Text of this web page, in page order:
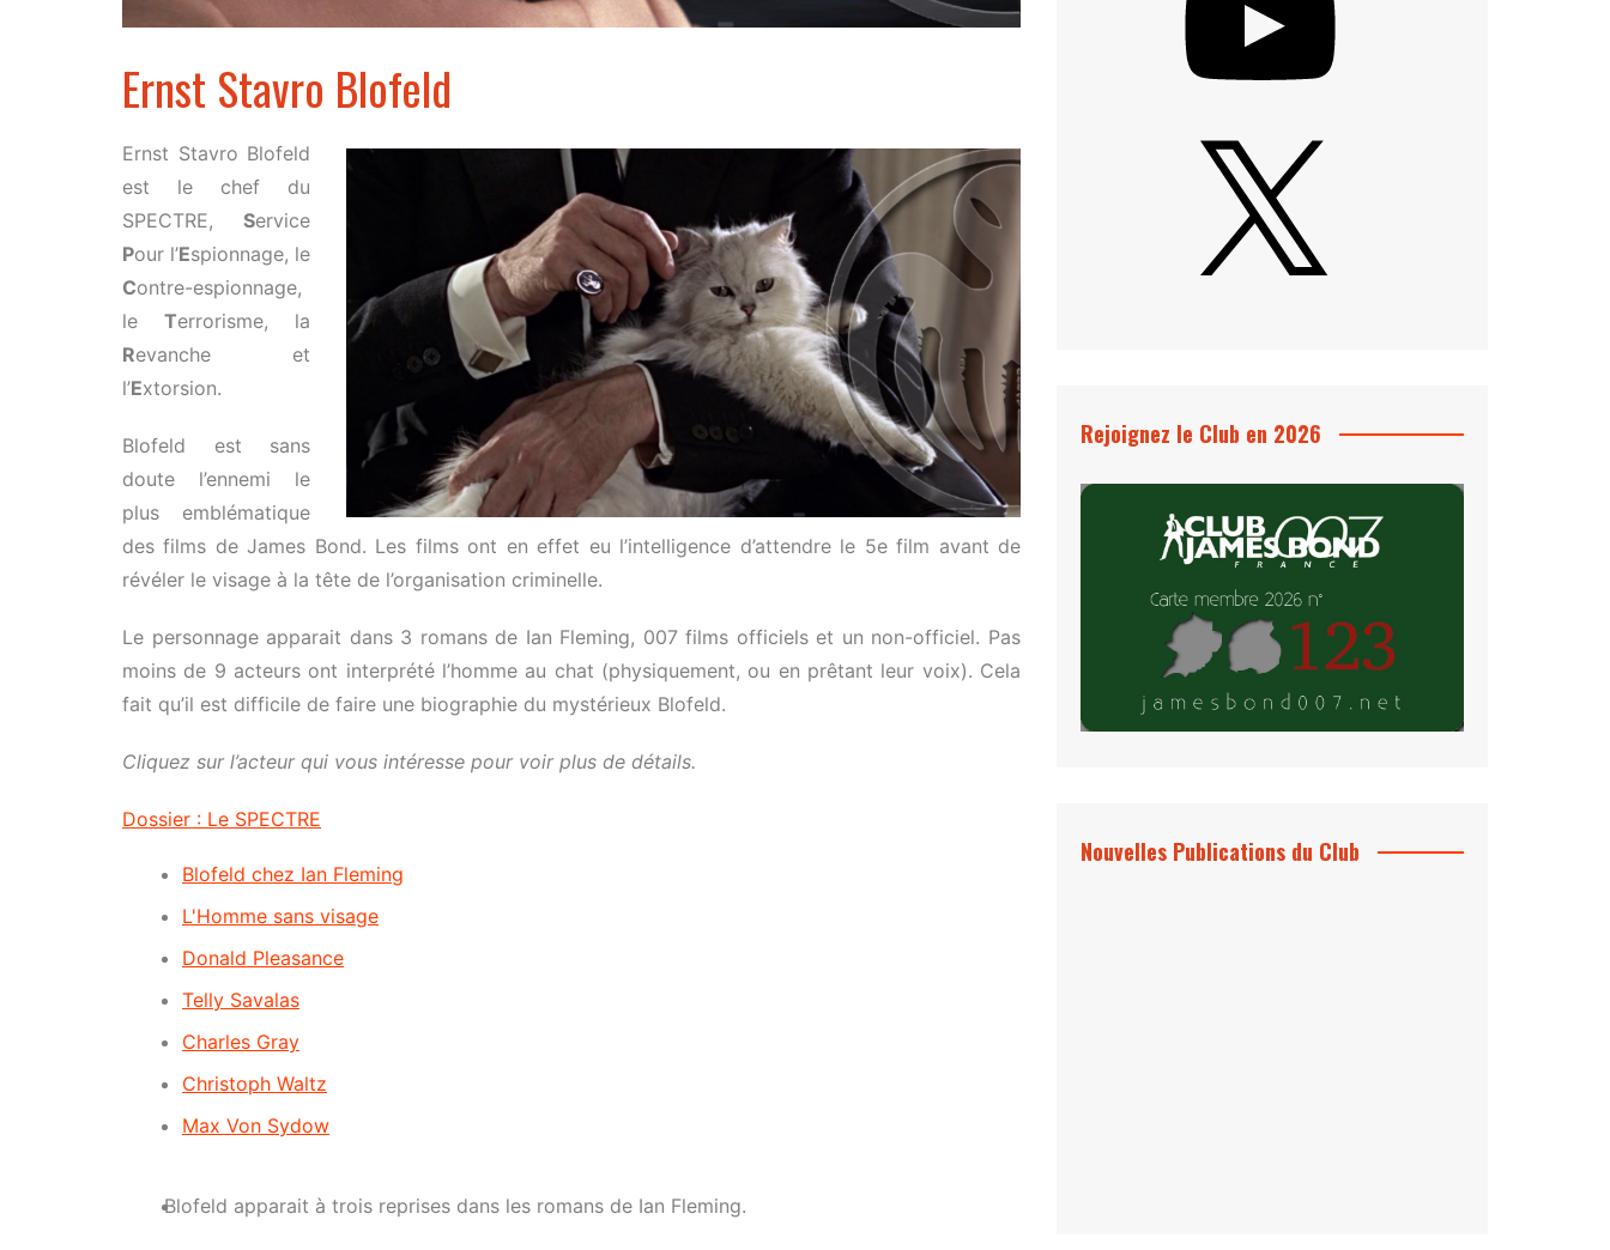
Demain ne meurt jamais
Le Monde ne suffit pas
Casino Royale
Skyfall
SPECTRE
Ernst Stavro Blofeld
Ernst Stavro Blofeld
est le chef du
SPECTRE, Service
Pour l’Espionnage, le
Contre-espionnage,
le Terrorisme, la
Revanche et
l’Extorsion.
Blofeld est sans
doute l’ennemi le
plus emblématique
des films de James Bond. Les films ont en effet eu l’intelligence d’attendre le 5e film avant de
révéler le visage à la tête de l’organisation criminelle.
Le personnage apparait dans 3 romans de Ian Fleming, 007 films officiels et un non-officiel. Pas
moins de 9 acteurs ont interprété l’homme au chat (physiquement, ou en prêtant leur voix). Cela
fait qu’il est difficile de faire une biographie du mystérieux Blofeld.
Cliquez sur l’acteur qui vous intéresse pour voir plus de détails.
Dossier : Le SPECTRE
Blofeld chez Ian Fleming
L'Homme sans visage
Donald Pleasance
Telly Savalas
Charles Gray
Christoph Waltz
Max Von Sydow
Blofeld apparait à trois reprises dans les romans de Ian Fleming.
Rejoignez le Club en 2026
Nouvelles Publications du Club